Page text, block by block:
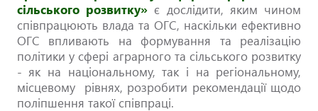
сільського розвитку» є дослідити, яким чином
співпрацюють влада та ОГС, наскільки ефективно
ОГС впливають на формування та реалізацію
політики у сфері аграрного та сільського розвитку
- як на національному, так і на регіональному,
місцевому рівнях, розробити рекомендації щодо
поліпшення такої співпраці.